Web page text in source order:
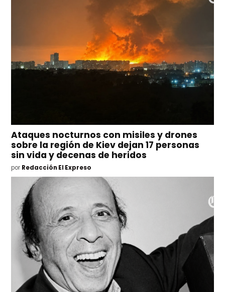
Ataques nocturnos con misiles y drones
sobre la región de Kiev dejan 17 personas
sin vida y decenas de heridos
por Redacción El Expreso